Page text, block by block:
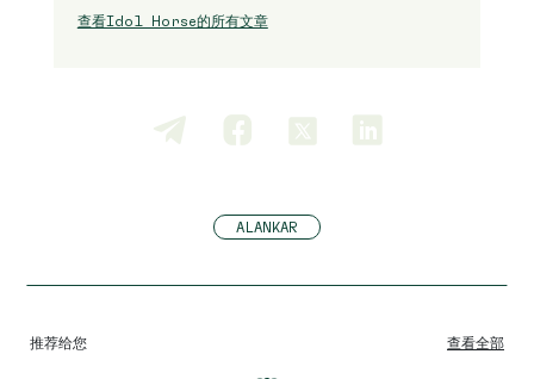
查看Idol Horse的所有文章
ALANKAR
推荐给您 查看全部